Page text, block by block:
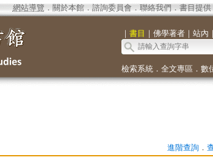
網站導覽 ． 關於本館． 諮詢委員會． 聯絡我們 ． 書目提供
｜ 書目 ｜ 佛學著者｜ 站內 ｜
檢索系統． 全文專區 ． 數
進階查詢．